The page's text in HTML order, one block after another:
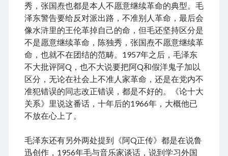
Tags
Anhui 安徽 Beijing siheyuan 北京四合院
Beijing 北京
books 📖 书
Boxer Uprising 义和团
China 🇨🇳 中国
Chinese names 称呼
church ⛪️ 教会
Corp good and evil
Covid-19 新冠肺炎
CulRev 文革
disaster 天灾/人祸
DNA 基因鉴定
Feng Guoyin 冯国鄞
food and drink 吃喝玩乐
France 🇫🇷 法国
Hefei 合肥
Hong Kong 🇭🇰 香港
Huang Zhiqiang 黄志强
Incredible 不可思议
秀，张国焘也都是本人不愿意继续革命的典型。毛
泽东警告要给反对派出路，不准别人革命，最后会
像水浒里的王伦革掉自己的命，但毛还坚持区分是
不是愿意继续革命，陈独秀，张国焘不愿意继续革
命，也就不在团结的范畴。1957年之后，毛泽东
不大批评阿Q，也不大说要把阿Q和假洋鬼子加以
区分，无论在社会上不准人家革命，还是在党内不
准犯错误的同志改正错误，都是不好的。《论十大
关系》里说这番话，十年后的1966年，大概他已
不放在心上了。
毛泽东还有另外两处提到《阿Q正传》都是在说鲁
迅创作，1956年毛与音乐家谈话，说到学习外国